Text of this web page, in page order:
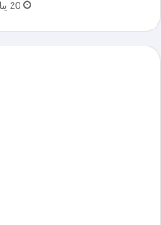
20 يناير، 2020